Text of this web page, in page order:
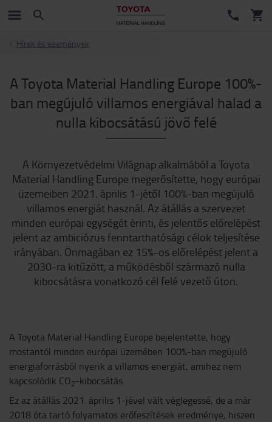
Hírek és események
A Toyota Material Handling Europe 100%-
ban megújuló villamos energiával halad a
nulla kibocsátású jövő felé
A Környezetvédelmi Világnap alkalmából a Toyota
Material Handling Europe megerősítette, hogy európai
üzemeiben 2021. április 1-jétől 100%-ban megújuló
villamos energiát használ. Az átállás a szervezet
minden európai egységét érinti, és jelentős előrelépést
jelent az ambiciózus fenntarthatósági célok teljesítése
irányában. Önmagában ez 15%-os előrelépést jelent a
2030-ra kitűzött, a működésből származó nulla
kibocsátásra vonatkozó cél felé vezető úton.
A Toyota Material Handling Europe bejelentette, hogy
mostantól minden európai üzemében 100%-ban megújuló
energiaforrásból nyerik a villamos energiát, amihez nem
kapcsolódik CO2-kibocsátás.
Ez az átállás 2021. április 1-jével vált véglegessé, de a már
2018 óta tartó folyamatos erőfeszítések eredménye, hiszen